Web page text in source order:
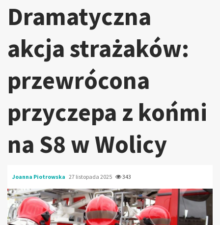
Dramatyczna
akcja strażaków:
przewrócona
przyczepa z końmi
na S8 w Wolicy
Joanna Piotrowska 27 listopada 2025 343